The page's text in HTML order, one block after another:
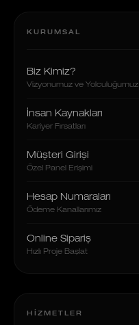
KURUMSAL
Biz Kimiz?
Vizyonumuz ve Yolculuğumuz
İnsan Kaynakları
Kariyer Fırsatları
Müşteri Girişi
Özel Panel Erişimi
Hesap Numaraları
Ödeme Kanallarımız
Online Sipariş
Hızlı Proje Başlat
HIZMETLER